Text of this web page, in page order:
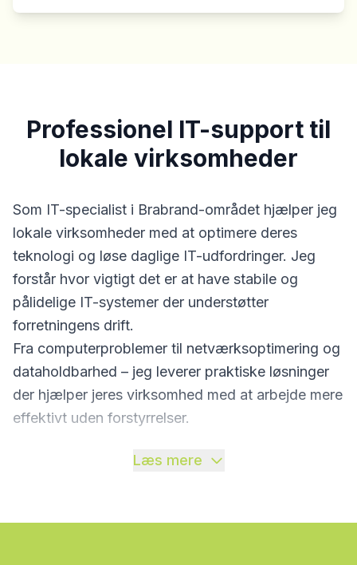
Professionel IT-support til
lokale virksomheder
Som IT-specialist i Brabrand-området hjælper jeg
lokale virksomheder med at optimere deres
teknologi og løse daglige IT-udfordringer. Jeg
forstår hvor vigtigt det er at have stabile og
pålidelige IT-systemer der understøtter
forretningens drift.
Fra computerproblemer til netværksoptimering og
dataholdbarhed – jeg leverer praktiske løsninger
der hjælper jeres virksomhed med at arbejde mere
effektivt uden forstyrrelser.
Læs mere